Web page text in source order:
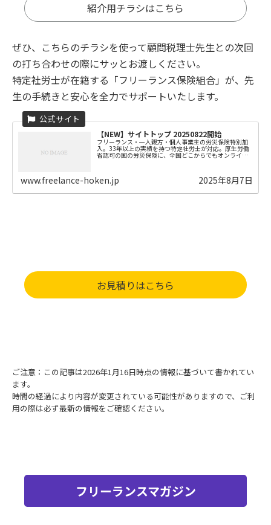
紹介用チラシはこちら
ぜひ、こちらのチラシを使って顧問税理士先生との次回
の打ち合わせの際にサッとお渡しください。
特定社労士が在籍する「フリーランス保険組合」が、先
生の手続きと安心を全力でサポートいたします。
【NEW】サイトトップ 20250822開始
フリーランス・一人親方・個人事業主の労災保険特別加
入。33年以上の実績を持つ特定社労士が対応。厚生労働
省認可の国の労災保険に、全国どこからでもオンライン
で手続きが可能！仕事中のケガや病気、収入の不安を解
www.freelance-hoken.jp 2025年8月7日
お見積りはこちら
ご注意：この記事は2026年1月16日時点の情報に基づいて書かれてい
ます。
時間の経過により内容が変更されている可能性がありますので、ご利
用の際は必ず最新の情報をご確認ください。
フリーランスマガジン